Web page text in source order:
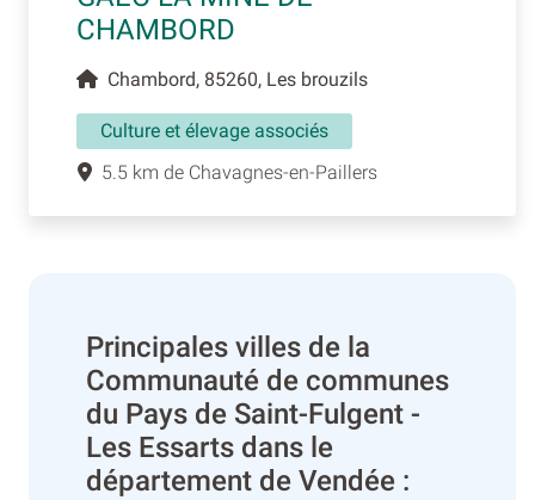
CHAMBORD
Chambord, 85260, Les brouzils
Culture et élevage associés
5.5 km de Chavagnes-en-Paillers
Principales villes de la
Communauté de communes
du Pays de Saint-Fulgent -
Les Essarts dans le
département de Vendée :